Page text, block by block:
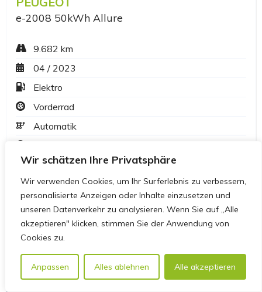
Wir schätzen Ihre Privatsphäre
Wir verwenden Cookies, um Ihr Surferlebnis zu verbessern,
personalisierte Anzeigen oder Inhalte einzusetzen und
unseren Datenverkehr zu analysieren. Wenn Sie auf „Alle
akzeptieren" klicken, stimmen Sie der Anwendung von
Cookies zu.
Anpassen Alles ablehnen Alle akzeptieren